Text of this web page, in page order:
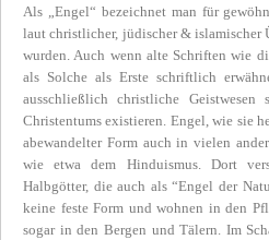
Als „Engel“ bezeichnet man für
laut christlicher, jüdischer & islamischer
wurden. Auch wenn alte Schriften wie
als Solche als Erste schriftlich
ausschließlich christliche
Christentums existieren. Engel, wie sie
abewandelter Form auch in vielen
wie etwa dem Hinduismus. Dort
Halbgötter, die auch als “Engel der
keine feste Form und wohnen in den
sogar in den Bergen und Tälern. Im